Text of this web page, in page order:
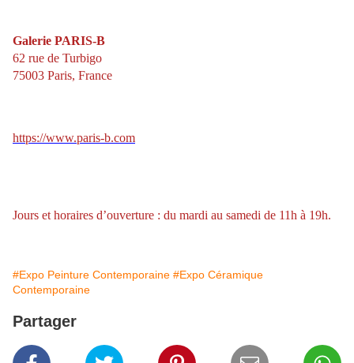
Galerie PARIS-B
62 rue de Turbigo
75003 Paris, France
https://www.paris-b.com
Jours et horaires d’ouverture : du mardi au samedi de 11h à 19h.
#Expo Peinture Contemporaine #Expo Céramique
Contemporaine
Partager